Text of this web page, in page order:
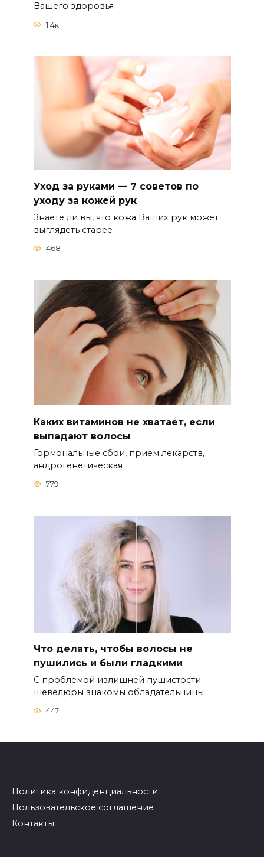
Вашего здоровья
1.4к.
Уход за руками — 7 советов по
уходу за кожей рук
Знаете ли вы, что кожа Ваших рук может
выглядеть старее
468
Каких витаминов не хватает, если
выпадают волосы
Гормональные сбои, прием лекарств,
андрогенетическая
779
Что делать, чтобы волосы не
пушились и были гладкими
С проблемой излишней пушистости
шевелюры знакомы обладательницы
447
Политика конфиденциальности
Пользовательское соглашение
Контакты